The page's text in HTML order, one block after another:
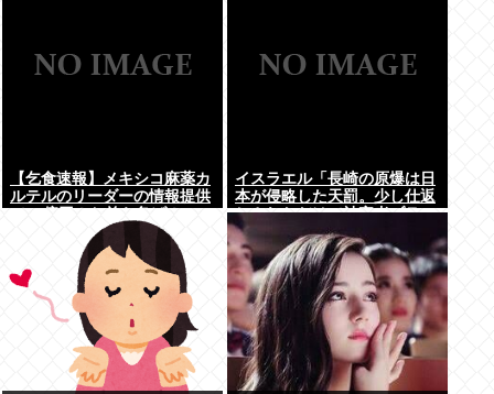
【乞食速報】メキシコ麻薬カ
ルテルのリーダーの情報提供
イスラエル「長崎の原爆は日
本が侵略した天罰。少し仕返
しされただけで被害者ヅラ。
追悼されるべきは侵略された
中国や韓国の人々だよ